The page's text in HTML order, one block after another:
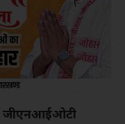
जीएनआईओटी